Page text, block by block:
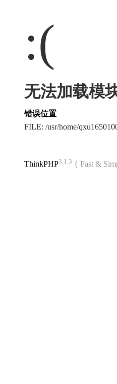
:(
无法加载模
错误位置
FILE: /usr/home/
ThinkPHP3.1.3 { Fast &